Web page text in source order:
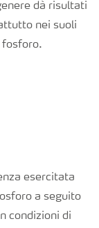
dà risultati
nei suoli
fosforo.
esercitata
a seguito
condizioni di